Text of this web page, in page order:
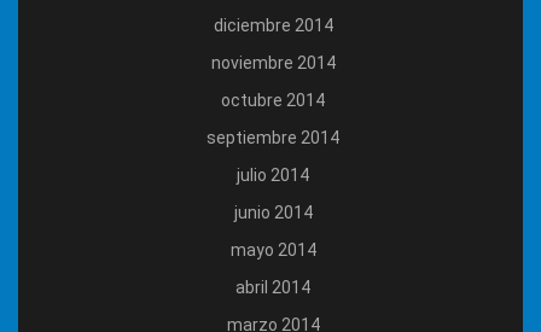
diciembre 2014
noviembre 2014
octubre 2014
septiembre 2014
julio 2014
junio 2014
mayo 2014
abril 2014
marzo 2014